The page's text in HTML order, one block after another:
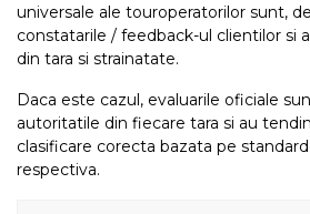
universale ale touroperatorilor sunt,
constatarile / feedback-ul clientilor si
din tara si strainatate.
Daca este cazul, evaluarile oficiale
autoritatile din fiecare tara si au
clasificare corecta bazata pe
respectiva.